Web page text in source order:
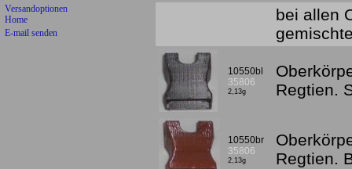
Versandoptionen
Home
E-mail senden
bei allen
10550bl
35806
2,13g
Regtien.
10550br
35806
2,13g
Regtien.